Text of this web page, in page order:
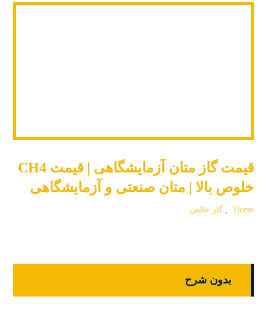
قیمت گاز متان آزمایشگاهی | قیمت CH4
خلوص بالا | متان صنعتی و آزمایشگاهی
Home
,گاز خالص
بدون شرح